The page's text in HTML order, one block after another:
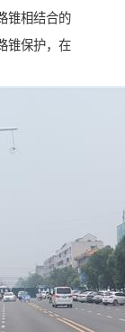
锥相结合的
锥保护，在